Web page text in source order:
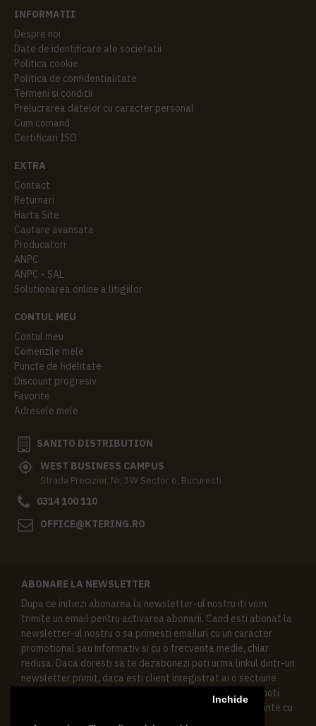
Inchide
INFORMATII
Despre noi
Date de identificare ale societatii
Politica cookie
Politica de confidentialitate
Termeni si conditii
Prelucrarea datelor cu caracter personal
Cum comand
Certificari ISO
EXTRA
Contact
Returnari
Harta Site
Cautare avansata
Producatori
ANPC
ANPC - SAL
Solutionarea online a litigiilor
CONTUL MEU
Contul meu
Comenzile mele
Puncte de fidelitate
Discount progresiv
Favorite
Adresele mele
SANITO DISTRIBUTION
WEST BUSINESS CAMPUS
Strada Preciziei, Nr, 3W Sector 6, Bucuresti
0314 100 110
OFFICE@KTERING.RO
ABONARE LA NEWSLETTER
Dupa ce initiezi abonarea la newsletter-ul nostru iti vom
trimite un email pentru activarea abonarii. Cand esti abonat la
newsletter-ul nostru o sa primesti emailuri cu un caracter
promotional sau informativ si cu o frecventa medie, chiar
redusa. Daca doresti sa te dezabonezi poti urma linkul dintr-un
newsletter primit, daca esti client inregistrat ai o sectiune
speciala in contul tau in acest scop, si de asemenea ne poti
contacta oricand pe email pentru orice intrebari sau cerinte cu